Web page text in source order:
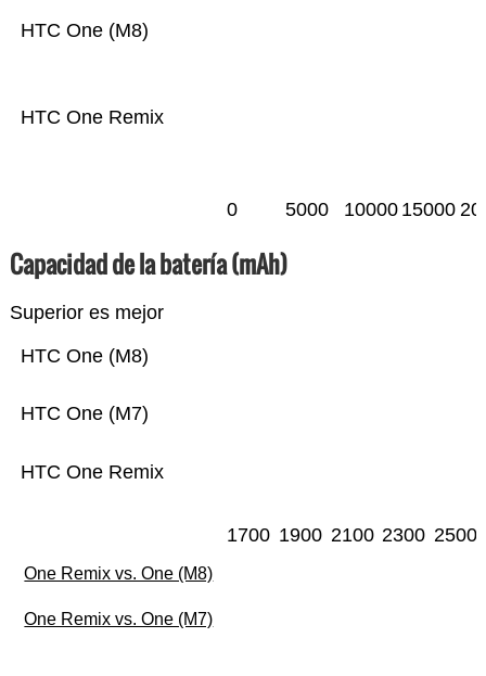
HTC One Remix
HTC One (M8)
0 5000 10000 15000
Capacidad de la batería (mAh)
Superior es mejor
HTC One Remix
HTC One (M7)
HTC One (M8)
1700 1900 2100 2300 2500
One Remix vs. One (M8)
One Remix vs. One (M7)